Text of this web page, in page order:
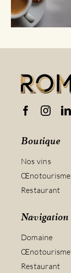
Boutique
Nos vins
Œnotourisme
Restaurant
Navigation
Domaine
Œnotourisme
Restaurant